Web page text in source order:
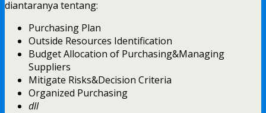
diantaranya tentang:
Purchasing Plan
Outside Resources Identification
Budget Allocation of Purchasing&Managing
Suppliers
Mitigate Risks&Decision Criteria
Organized Purchasing
dll